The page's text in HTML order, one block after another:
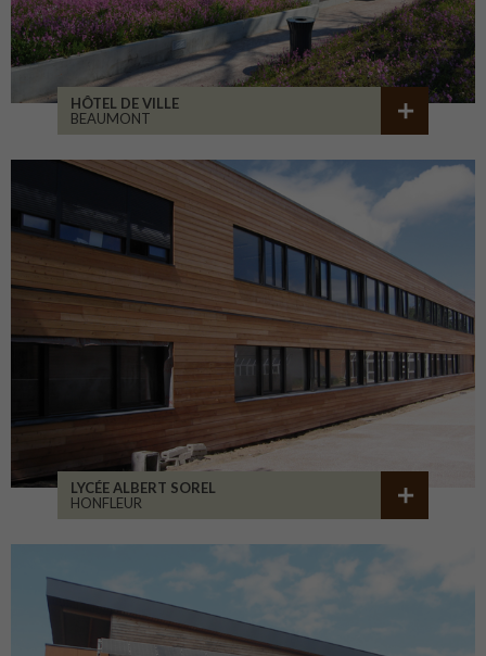
HÔTEL DE VILLE
BEAUMONT
LYCÉE ALBERT SOREL
HONFLEUR